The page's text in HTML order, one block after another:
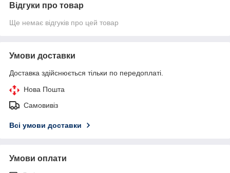
Відгуки про товар
Ще немає відгуків про цей товар
Умови доставки
Доставка здійснюється тільки по передоплаті.
Нова Пошта
Самовивіз
Всі умови доставки
Умови оплати